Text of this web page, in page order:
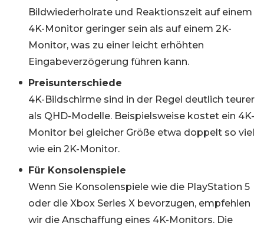
Bildwiederholrate und Reaktionszeit auf einem
4K-Monitor geringer sein als auf einem 2K-
Monitor, was zu einer leicht erhöhten
Eingabeverzögerung führen kann.
Preisunterschiede
4K-Bildschirme sind in der Regel deutlich teurer
als QHD-Modelle. Beispielsweise kostet ein 4K-
Monitor bei gleicher Größe etwa doppelt so viel
wie ein 2K-Monitor.
Für Konsolenspiele
Wenn Sie Konsolenspiele wie die PlayStation 5
oder die Xbox Series X bevorzugen, empfehlen
wir die Anschaffung eines 4K-Monitors. Die